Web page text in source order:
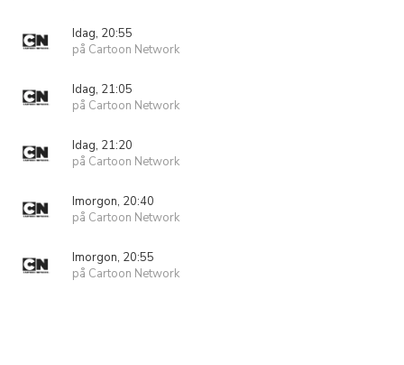
Idag, 20:55
på Cartoon Network
Idag, 21:05
på Cartoon Network
Idag, 21:20
på Cartoon Network
Imorgon, 20:40
på Cartoon Network
Imorgon, 20:55
på Cartoon Network